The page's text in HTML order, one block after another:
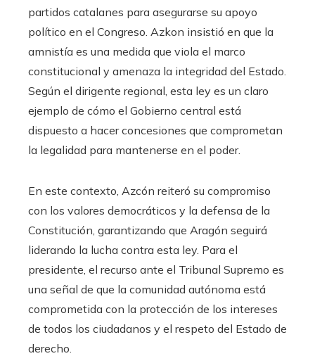
partidos catalanes para asegurarse su apoyo
político en el Congreso. Azkon insistió en que la
amnistía es una medida que viola el marco
constitucional y amenaza la integridad del Estado.
Según el dirigente regional, esta ley es un claro
ejemplo de cómo el Gobierno central está
dispuesto a hacer concesiones que comprometan
la legalidad para mantenerse en el poder.
En este contexto, Azcón reiteró su compromiso
con los valores democráticos y la defensa de la
Constitución, garantizando que Aragón seguirá
liderando la lucha contra esta ley. Para el
presidente, el recurso ante el Tribunal Supremo es
una señal de que la comunidad autónoma está
comprometida con la protección de los intereses
de todos los ciudadanos y el respeto del Estado de
derecho.